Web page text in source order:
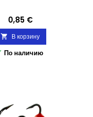
Цена
0,85 €
 В корзину
По наличию